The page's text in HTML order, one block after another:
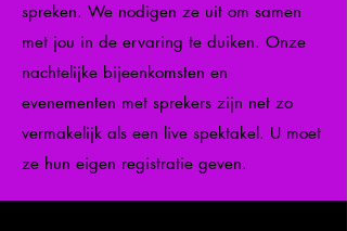
spreken. We nodigen ze uit om samen
met jou in de ervaring te duiken. Onze
nachtelijke bijeenkomsten en
evenementen met sprekers zijn net zo
vermakelijk als een live spektakel. U moet
ze hun eigen registratie geven.